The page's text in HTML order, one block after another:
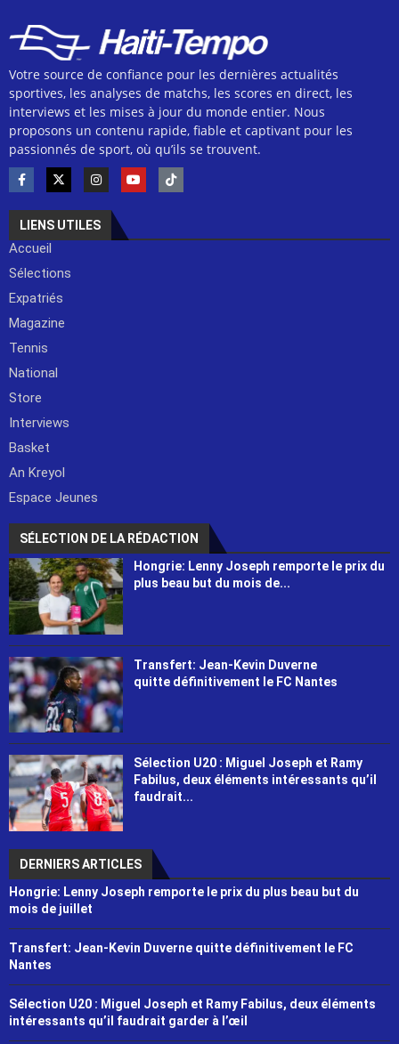
Votre source de confiance pour les dernières actualités
sportives, les analyses de matchs, les scores en direct, les
interviews et les mises à jour du monde entier. Nous
proposons un contenu rapide, fiable et captivant pour les
passionnés de sport, où qu’ils se trouvent.
LIENS UTILES
Accueil
Sélections
Expatriés
Magazine
Tennis
National
Store
Interviews
Basket
An Kreyol
Espace Jeunes
SÉLECTION DE LA RÉDACTION
Hongrie: Lenny Joseph remporte le prix du
plus beau but du mois de...
Transfert: Jean-Kevin Duverne
quitte définitivement le FC Nantes
Sélection U20 : Miguel Joseph et Ramy
Fabilus, deux éléments intéressants qu’il
faudrait...
DERNIERS ARTICLES
Hongrie: Lenny Joseph remporte le prix du plus beau but du
mois de juillet
Transfert: Jean-Kevin Duverne quitte définitivement le FC
Nantes
Sélection U20 : Miguel Joseph et Ramy Fabilus, deux éléments
intéressants qu’il faudrait garder à l’œil